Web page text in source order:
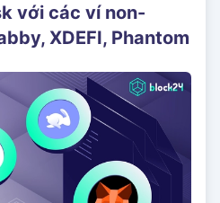
với các ví non-
XDEFI, Phantom